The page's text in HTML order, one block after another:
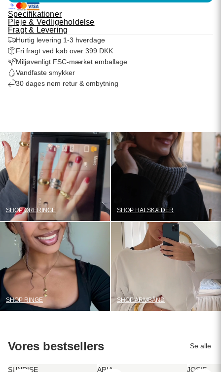
Specifikationer
Pleje & Vedligeholdelse
Fragt & Levering
Hurtig levering 1-3 hverdage
Fri fragt ved køb over 399 DKK
Miljøvenligt FSC-mærket emballage
Vandfaste smykker
30 dages nem retur & ombytning
SHOP ØRERINGE SHOP HALSKÆDER
SHOP RINGE SHOP ARMBÅND
Vores bestsellers Se alle
SUNRISE
ARIA
JOSIE